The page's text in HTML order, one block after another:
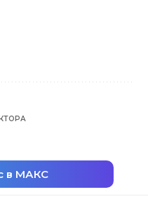
в МАКС